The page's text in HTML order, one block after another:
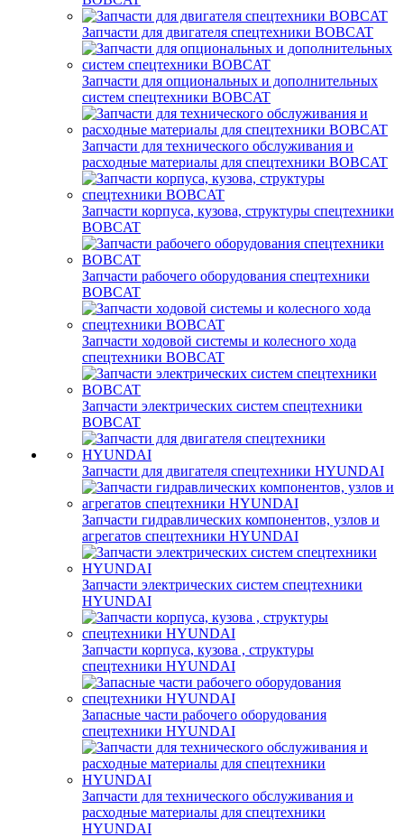
Запчасти для двигателя спецтехники BOBCAT
Запчасти для опциональных и дополнительных
систем спецтехники BOBCAT
Запчасти для технического обслуживания и
расходные материалы для спецтехники BOBCAT
Запчасти корпуса, кузова, структуры спецтехники
BOBCAT
Запчасти рабочего оборудования спецтехники
BOBCAT
Запчасти ходовой системы и колесного хода
спецтехники BOBCAT
Запчасти электрических систем спецтехники
BOBCAT
Запчасти для двигателя спецтехники HYUNDAI
Запчасти гидравлических компонентов, узлов и
агрегатов спецтехники HYUNDAI
Запчасти электрических систем спецтехники
HYUNDAI
Запчасти корпуса, кузова , структуры
спецтехники HYUNDAI
Запасные части рабочего оборудования
спецтехники HYUNDAI
Запчасти для технического обслуживания и
расходные материалы для спецтехники
HYUNDAI